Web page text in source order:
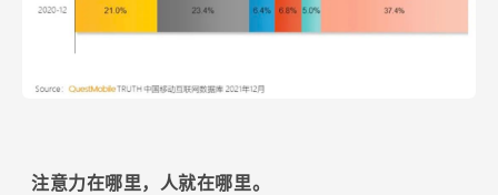
注意力在哪里，人就在哪里。